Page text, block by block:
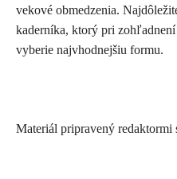
vekové obmedzenia.
kaderníka, ktorý pri
vyberie najvhodnejšiu formu.
Materiál pripravený redaktormi